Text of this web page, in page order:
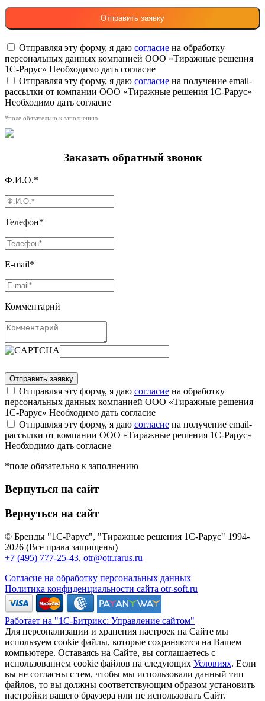
Отправляя эту форму, я даю согласие на обработку
персональных данных компанией ООО «Тиражные решения
1С-Рарус» Необходимо дать согласие
Отправляя эту форму, я даю согласие на получение email-
рассылки от компании ООО «Тиражные решения 1С-Рарус»
Необходимо дать согласие
*поле обязательно к заполнению
Заказать обратный звонок
Ф.И.О.*
Телефон*
E-mail*
Комментарий
Отправляя эту форму, я даю согласие на обработку
персональных данных компанией ООО «Тиражные решения
1С-Рарус» Необходимо дать согласие
Отправляя эту форму, я даю согласие на получение email-
рассылки от компании ООО «Тиражные решения 1С-Рарус»
Необходимо дать согласие
*поле обязательно к заполнению
Вернуться на сайт
Вернуться на сайт
© Бренды "1С-Рарус", "Тиражные решения 1С-Рарус" 1994-
2026 (Все права защищены)
+7 (495) 777-25-43, otr@otr.rarus.ru
Согласие на обработку персональных данных
Политика конфиденциальности сайта otr-soft.ru
Работает на "1С-Битрикс: Управление сайтом"
Для персонализации и хранения настроек на Сайте мы
используем cookie файлы, которые сохраняются на Вашем
компьютере. Оставаясь на Сайте, вы соглашаетесь с
использованием cookie файлов на следующих Условиях. Если
вы не согласны с тем, чтобы мы использовали данный тип
файлов, то вы должны соответствующим образом установить
настройки вашего браузера или не использовать Сайт.